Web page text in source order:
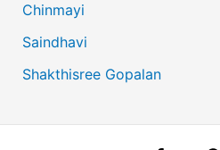
Chinmayi
Saindhavi
Shakthisree Gopalan